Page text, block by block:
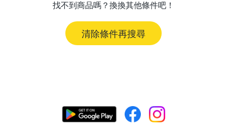
找不到商品嗎？換換其他條件吧！
清除條件再搜尋